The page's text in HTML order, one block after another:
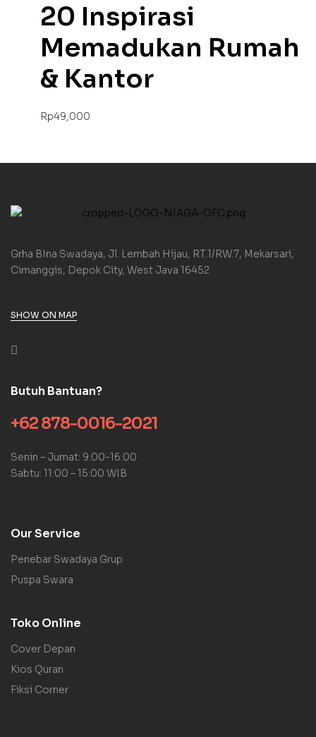
20 Inspirasi
Memadukan Rumah
& Kantor
Rp49,000
Grha BIna Swadaya, Jl. Lembah Hijau, RT.1/RW.7, Mekarsari,
Cimanggis, Depok City, West Java 16452
SHOW ON MAP
Butuh Bantuan?
+62 878-0016-2021
Senin – Jumat: 9:00-16:00
Sabtu: 11:00 – 15:00 WIB
Our Service
Penebar Swadaya Grup
Puspa Swara
Toko Online
Cover Depan
Kios Quran
Fiksi Corner